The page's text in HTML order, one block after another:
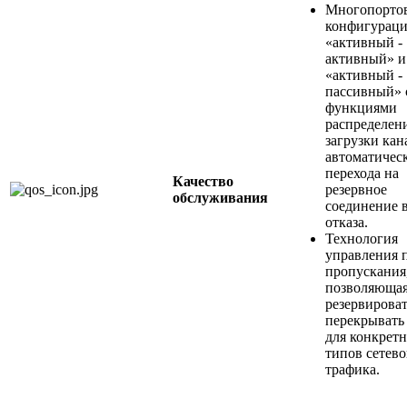
Качество
обслуживания
«активный -
активный» и
«активный -
пассивный»
функциями
загрузки
перехода на
резервное
соединение
отказа.
Технология
управления
для
типов
трафика.